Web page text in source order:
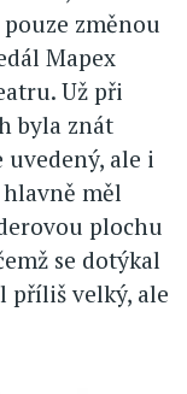
změnou
Mapex
Už při
byla znát
uvedený, ale i
měl
plochu
se dotýkal
příliš velký, ale